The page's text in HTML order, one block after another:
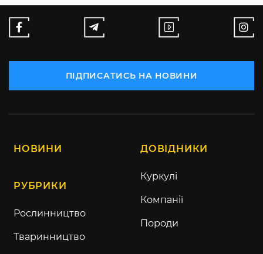
ПІДПИСАТИСЬ НА НОВИНИ
НОВИНИ
РУБРИКИ
Рослинництво
Тваринництво
ДОВІДНИКИ
Куркулі
Компанії
Породи